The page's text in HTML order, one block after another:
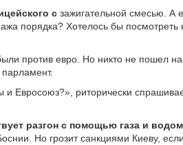
с зажигательной смесью. А
порядка? Хотелось бы посмотреть
против евро. Но никто не пошел
Евросоюз?», риторически
разгон с помощью газа и
Но грозит санкциями Киеву,